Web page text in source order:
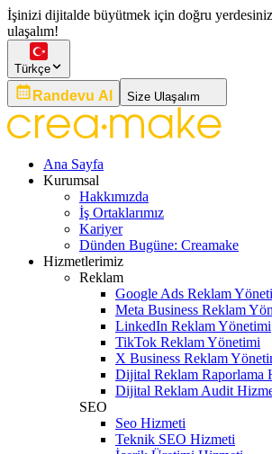
İşinizi dijitalde büyütmek için doğru
ulaşalım!
Türkçe
Randevu Al Size Ulaşalım
Ana Sayfa
Kurumsal
Hakkımızda
İş Ortaklarımız
Kariyer
Dünden Bugüne: Creamake
Hizmetlerimiz
Reklam
Google Ads Reklam
Meta Business Reklam
LinkedIn Reklam Yönetimi
TikTok Reklam Yönetimi
X Business Reklam
Dijital Reklam Raporlama
Dijital Reklam Audit
SEO
Seo Hizmeti
Teknik SEO Hizmeti